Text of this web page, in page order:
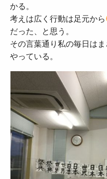
かる。
考えは広く行動は足元から
だった、と思う。
その言葉通り私の毎日は
やっている。